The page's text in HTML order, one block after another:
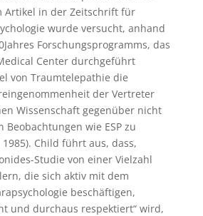
Artikel in der Zeitschrift für
wurde versucht, anhand
Forschungsprogramms, das
Center durchgeführt
von Traumtelepathie die
der Vertreter
Wissenschaft gegenüber nicht
Beobachtungen wie ESP zu
Child führt aus, dass,
Studie von einer Vielzahl
die sich aktiv mit dem
beschäftigen,
und durchaus respektiert“ wird,